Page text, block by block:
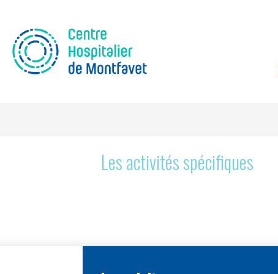
Les activités spécifiques